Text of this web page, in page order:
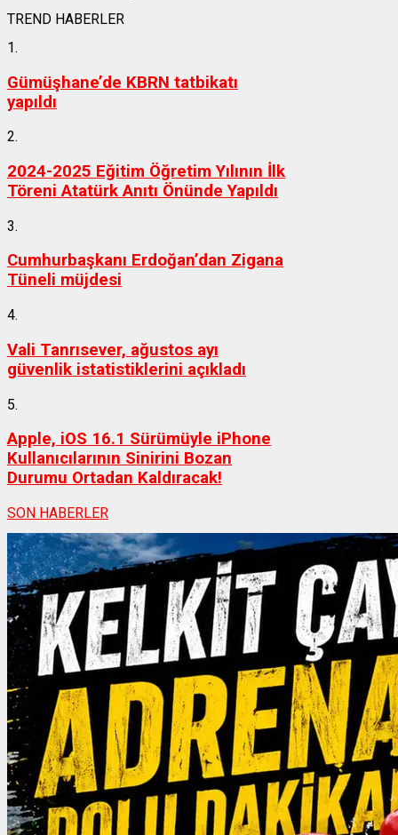
TREND HABERLER
1.
Gümüşhane’de KBRN tatbikatı
yapıldı
2.
2024-2025 Eğitim Öğretim Yılının İlk
Töreni Atatürk Anıtı Önünde Yapıldı
3.
Cumhurbaşkanı Erdoğan’dan Zigana
Tüneli müjdesi
4.
Vali Tanrısever, ağustos ayı
güvenlik istatistiklerini açıkladı
5.
Apple, iOS 16.1 Sürümüyle iPhone
Kullanıcılarının Sinirini Bozan
Durumu Ortadan Kaldıracak!
SON HABERLER